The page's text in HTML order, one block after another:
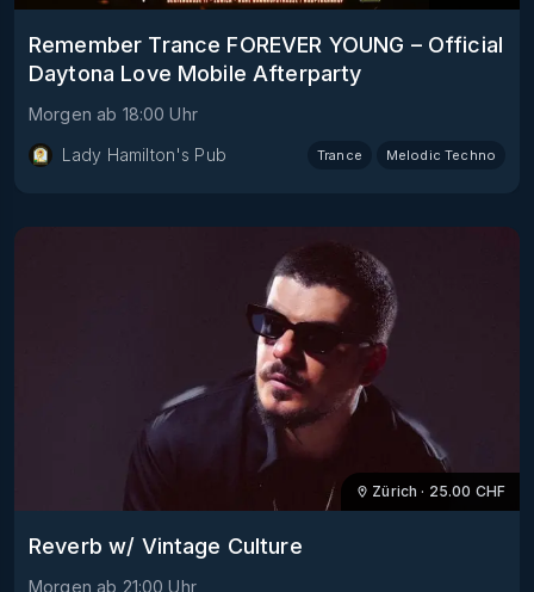
Remember Trance FOREVER YOUNG – Official
Daytona Love Mobile Afterparty
Morgen ab 18:00 Uhr
Lady Hamilton's Pub
Trance Melodic Techno
Zürich · 25.00 CHF
Reverb w/ Vintage Culture
Morgen ab 21:00 Uhr